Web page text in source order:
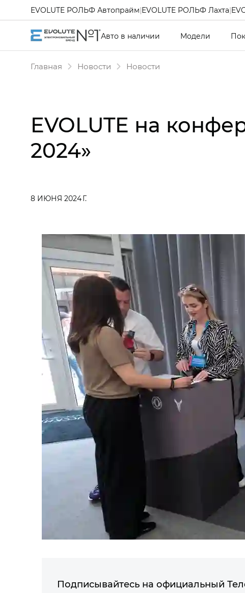
EVOLUTE РОЛЬФ Автопрайм|EVOLUTE РОЛЬФ Лахта|
Авто в наличии Модели
Главная Новости Новости
EVOLUTE на
2024»
8 ИЮНЯ 2024 Г.
Подписывайтесь на официальный